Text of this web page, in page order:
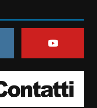
“Fasano in